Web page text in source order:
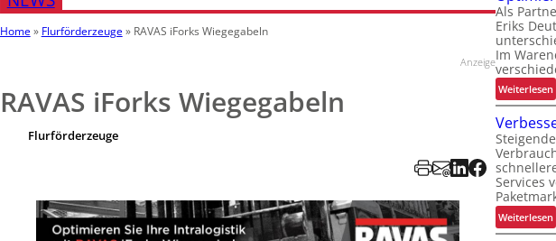
Home» Flurförderzeuge» RAVAS iForks Wiegegabeln
Anzeige
RAVAS iForks Wiegegabeln
Flurförderzeuge
Als
Eriks
Im
Weiterlesen:
t
i
i
e
r
Services
Weiterlesen: